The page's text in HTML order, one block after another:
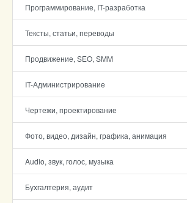
Программирование, IT-разработка
Тексты, статьи, переводы
Продвижение, SEO, SMM
IT-Администрирование
Чертежи, проектирование
Фото, видео, дизайн, графика, анимация
Audio, звук, голос, музыка
Бухгалтерия, аудит